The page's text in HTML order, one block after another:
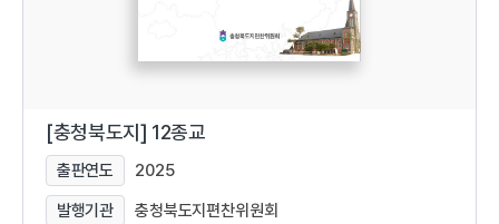
[충청북도지] 12종교
출판연도
2025
발행기관
충청북도지편찬위원회